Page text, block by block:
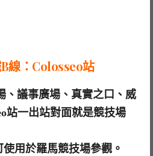
線：Colosseo站
、議事廣場、真實之口、威
站一出站對面就是競技場
用於羅馬競技場參觀。